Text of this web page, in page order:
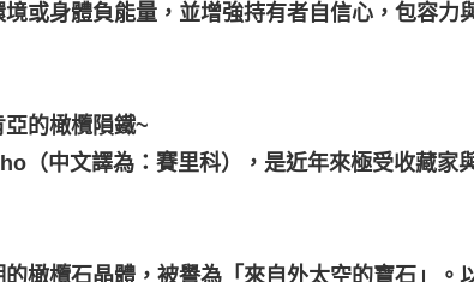
或身體負能量，並增強持有者自信心，包容力
的橄欖隕鐵~
（中文譯為：賽里科），是近年來極受收藏家
橄欖石晶體，被譽為「來自外太空的寶石」。